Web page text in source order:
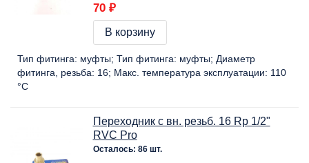
70 ₽
В корзину
Тип фитинга: муфты Тип фитинга: муфты
Диаметр
фитинга, резьба: 16 Макс. температура эксплуатации: 110
°C
Переходник с вн. резьб. 16 Rp 1/2"
RVC Pro
Осталось: 86 шт.